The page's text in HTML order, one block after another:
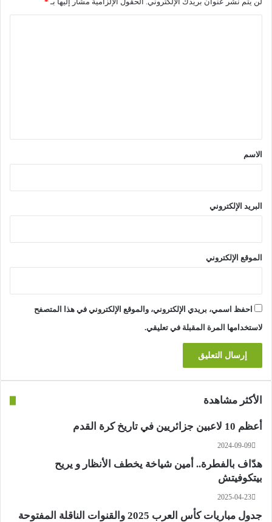
*الاسم
البريد الإلكتروني
الموقع الإلكتروني
احفظ اسمي، بريدي الإلكتروني، والموقع الإلكتروني في هذا المتصفح
لاستخدامها المرة المقبلة في تعليقي.
الأكثر مشاهدة
أعظم 10 لاعبين جزائريين في تاريخ كرة القدم
2024-09-09
هدّاف بالفطرة.. أمين شياخة يخطف الأنظار و يريح
بيتكوفيتش
2025-04-23
جدول مباريات كأس العرب 2025 والقنوات الناقلة المفتوحة